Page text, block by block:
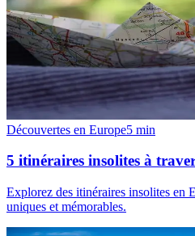
Découvertes en Europe5 min
5 itinéraires insolites à
Explorez des itinéraires insolites en
uniques et mémorables.